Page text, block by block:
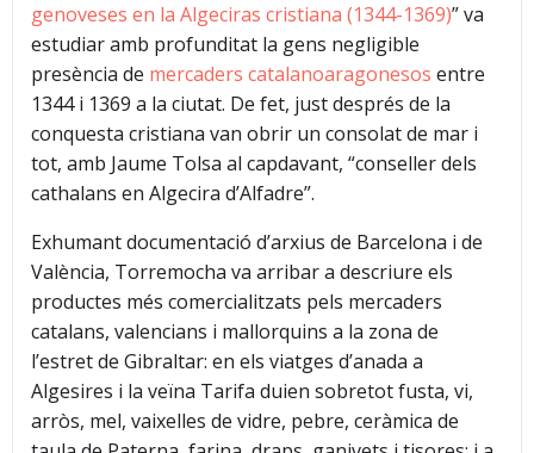
genoveses en la Algeciras cristiana (1344-1369)” va
estudiar amb profunditat la gens negligible
presència de mercaders catalanoaragonesos entre
1344 i 1369 a la ciutat. De fet, just després de la
conquesta cristiana van obrir un consolat de mar i
tot, amb Jaume Tolsa al capdavant, “conseller dels
cathalans en Algecira d’Alfadre”.
Exhumant documentació d’arxius de Barcelona i de
València, Torremocha va arribar a descriure els
productes més comercialitzats pels mercaders
catalans, valencians i mallorquins a la zona de
l’estret de Gibraltar: en els viatges d’anada a
Algesires i la veïna Tarifa duien sobretot fusta, vi,
arròs, mel, vaixelles de vidre, pebre, ceràmica de